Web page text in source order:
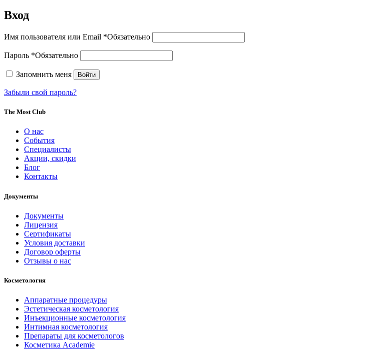
Вход
Имя пользователя или Email *Обязательно
Пароль *Обязательно
Запомнить меня Войти
Забыли свой пароль?
The Most Club
О нас
События
Специалисты
Акции, скидки
Блог
Контакты
Документы
Документы
Лицензия
Сертификаты
Условия доставки
Договор оферты
Отзывы о нас
Косметология
Аппаратные процедуры
Эстетическая косметология
Инъекционные косметология
Интимная косметология
Препараты для косметологов
Косметика Academie